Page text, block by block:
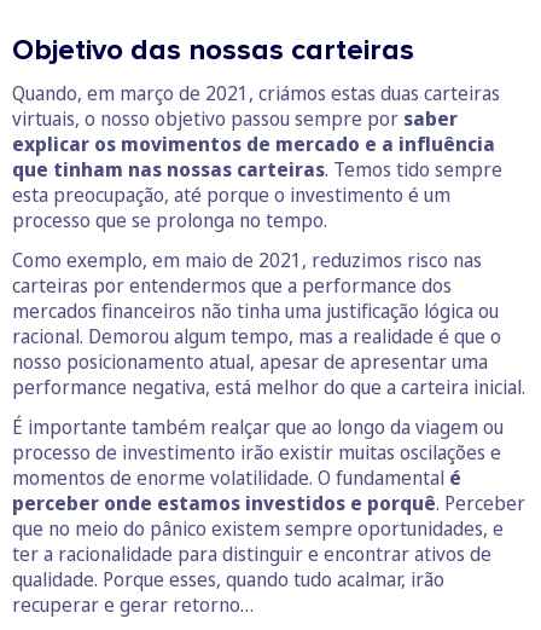
Objetivo das nossas carteiras
Quando, em março de 2021, criámos estas duas carteiras
virtuais, o nosso objetivo passou sempre por saber
explicar os movimentos de mercado e a influência
que tinham nas nossas carteiras. Temos tido sempre
esta preocupação, até porque o investimento é um
processo que se prolonga no tempo.
Como exemplo, em maio de 2021, reduzimos risco nas
carteiras por entendermos que a performance dos
mercados financeiros não tinha uma justificação lógica ou
racional. Demorou algum tempo, mas a realidade é que o
nosso posicionamento atual, apesar de apresentar uma
performance negativa, está melhor do que a carteira inicial.
É importante também realçar que ao longo da viagem ou
processo de investimento irão existir muitas oscilações e
momentos de enorme volatilidade. O fundamental é
perceber onde estamos investidos e porquê. Perceber
que no meio do pânico existem sempre oportunidades, e
ter a racionalidade para distinguir e encontrar ativos de
qualidade. Porque esses, quando tudo acalmar, irão
recuperar e gerar retorno…